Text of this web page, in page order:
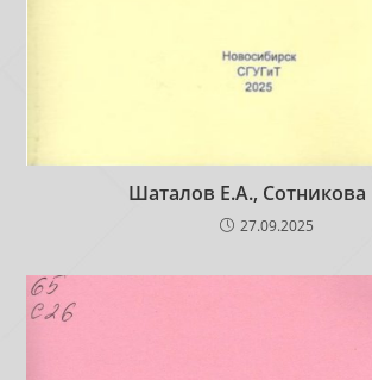
Шаталов Е.А., Сотникова
27.09.2025